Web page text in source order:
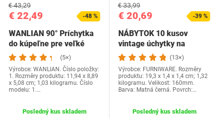
€ 22,49
€ 43,29
-48 %
WANLIAN 90° Príchytka
do kúpeľne pre veľké
zaťaženie, Pánt…
(5×)
Výrobce: WANLIAN. Číslo položky:
1. Rozměry produktu: 11,94 x 8,89
x 5,08 cm; 1,03 kilogramu. Číslo
modelu: 1.…
Posledný kus skladem
€ 20,69
€ 33,99
-39 %
NÁBYTOK 10 kusov
vintage úchytky na
skrinky matne čierne…
(13×)
Výrobce: FURNIWARE. Rozměry
produktu: 19,3 x 1,4 x 1,4 cm; 1,32
kilogramu. Velikost: 160mm.
Barva: Matná černá. Povrch:…
Posledný kus skladem